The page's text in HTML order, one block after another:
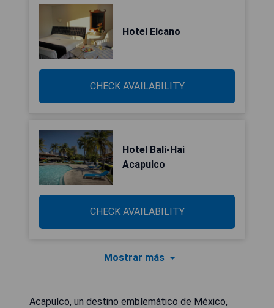
Hotel Elcano
CHECK AVAILABILITY
Hotel Bali-Hai
Acapulco
CHECK AVAILABILITY
Mostrar más
Acapulco, un destino emblemático de México,